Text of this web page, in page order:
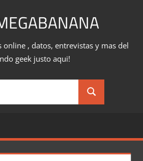
online , datos, entrevistas y mas del
geek justo aqui!
Buscar